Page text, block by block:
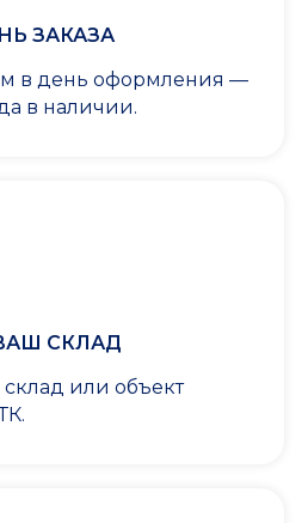
ЗАКАЗА
в день оформления —
в наличии.
СКЛАД
или объект